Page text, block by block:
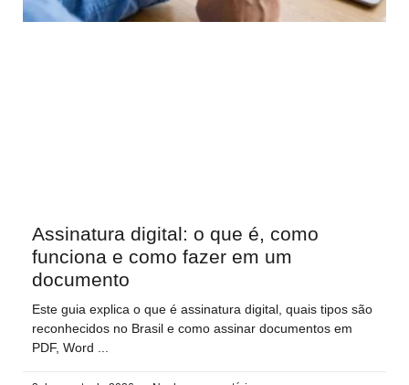
Assinatura digital: o que é, como
funciona e como fazer em um
documento
Este guia explica o que é assinatura digital, quais tipos são
reconhecidos no Brasil e como assinar documentos em
PDF, Word